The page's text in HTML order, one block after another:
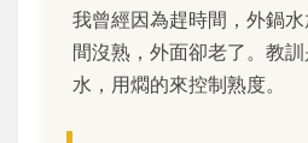
我曾經因為趕時間，外鍋
間沒熟，外面卻老了。教
水，用燜的來控制熟度。